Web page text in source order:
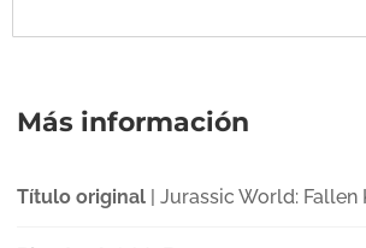
Más información
Título original| Jurassic World: Fallen